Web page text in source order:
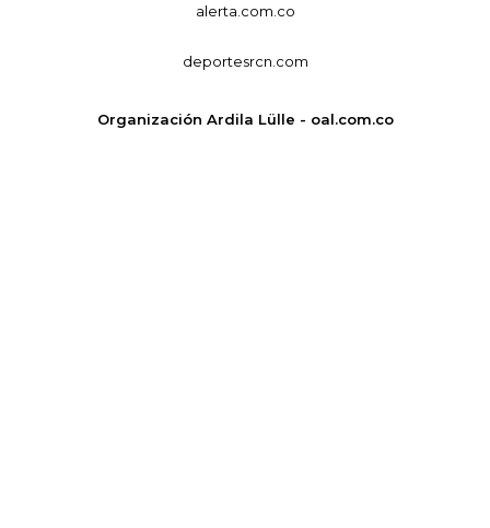
alerta.com.co
deportesrcn.com
Organización Ardila Lülle - oal.com.co